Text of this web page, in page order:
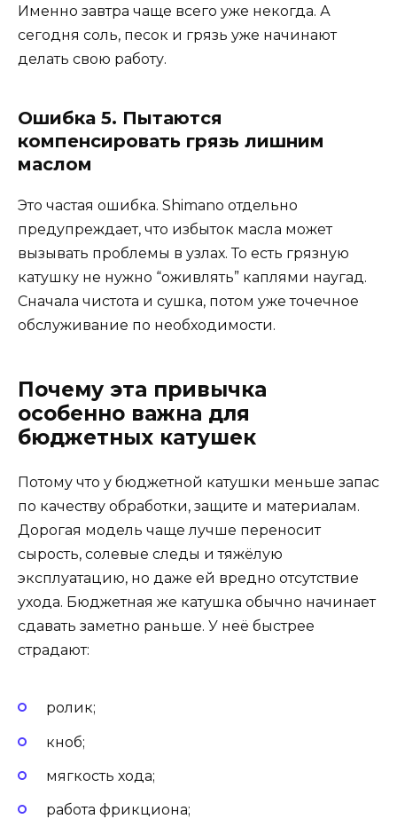
Именно завтра чаще всего уже некогда. А
сегодня соль, песок и грязь уже начинают
делать свою работу.
Ошибка 5. Пытаются
компенсировать грязь лишним
маслом
Это частая ошибка. Shimano отдельно
предупреждает, что избыток масла может
вызывать проблемы в узлах. То есть грязную
катушку не нужно “оживлять” каплями наугад.
Сначала чистота и сушка, потом уже точечное
обслуживание по необходимости.
Почему эта привычка
особенно важна для
бюджетных катушек
Потому что у бюджетной катушки меньше запас
по качеству обработки, защите и материалам.
Дорогая модель чаще лучше переносит
сырость, солевые следы и тяжёлую
эксплуатацию, но даже ей вредно отсутствие
ухода. Бюджетная же катушка обычно начинает
сдавать заметно раньше. У неё быстрее
страдают:
ролик;
кноб;
мягкость хода;
работа фрикциона;